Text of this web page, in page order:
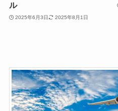
ル
2025年6月3日 2025年8月1日